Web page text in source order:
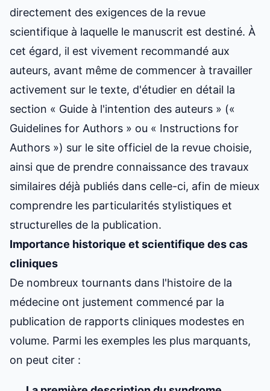
directement des exigences de la revue
scientifique à laquelle le manuscrit est destiné. À
cet égard, il est vivement recommandé aux
auteurs, avant même de commencer à travailler
activement sur le texte, d'étudier en détail la
section « Guide à l'intention des auteurs » («
Guidelines for Authors » ou « Instructions for
Authors ») sur le site officiel de la revue choisie,
ainsi que de prendre connaissance des travaux
similaires déjà publiés dans celle-ci, afin de mieux
comprendre les particularités stylistiques et
structurelles de la publication.
Importance historique et scientifique des cas
cliniques
De nombreux tournants dans l'histoire de la
médecine ont justement commencé par la
publication de rapports cliniques modestes en
volume. Parmi les exemples les plus marquants,
on peut citer :